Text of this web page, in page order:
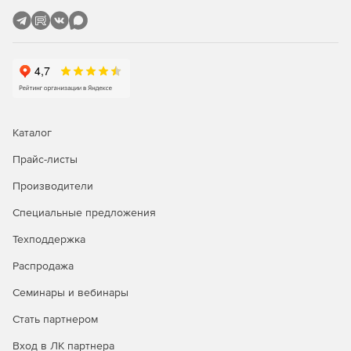
Блоки на сайте
Инструмент для удобного управления содержимым
телефонов в шапке сайта.
Динамические блоки
на всех элементах сайта, от страниц до отдельных
Пользователи
расширенных возможностей
Модуль позволяет настраивать SMS-уведомления
событиях, от новых сообщений в обратной связи, до
новых заказов.
Формирование мобильной версии
DIAFAN.CMS автоматически распознает мобильные
Каталог
Прайс-листы
Производители
Специальные предложения
Техподдержка
Распродажа
Семинары и вебинары
Стать партнером
Вход в ЛК партнера